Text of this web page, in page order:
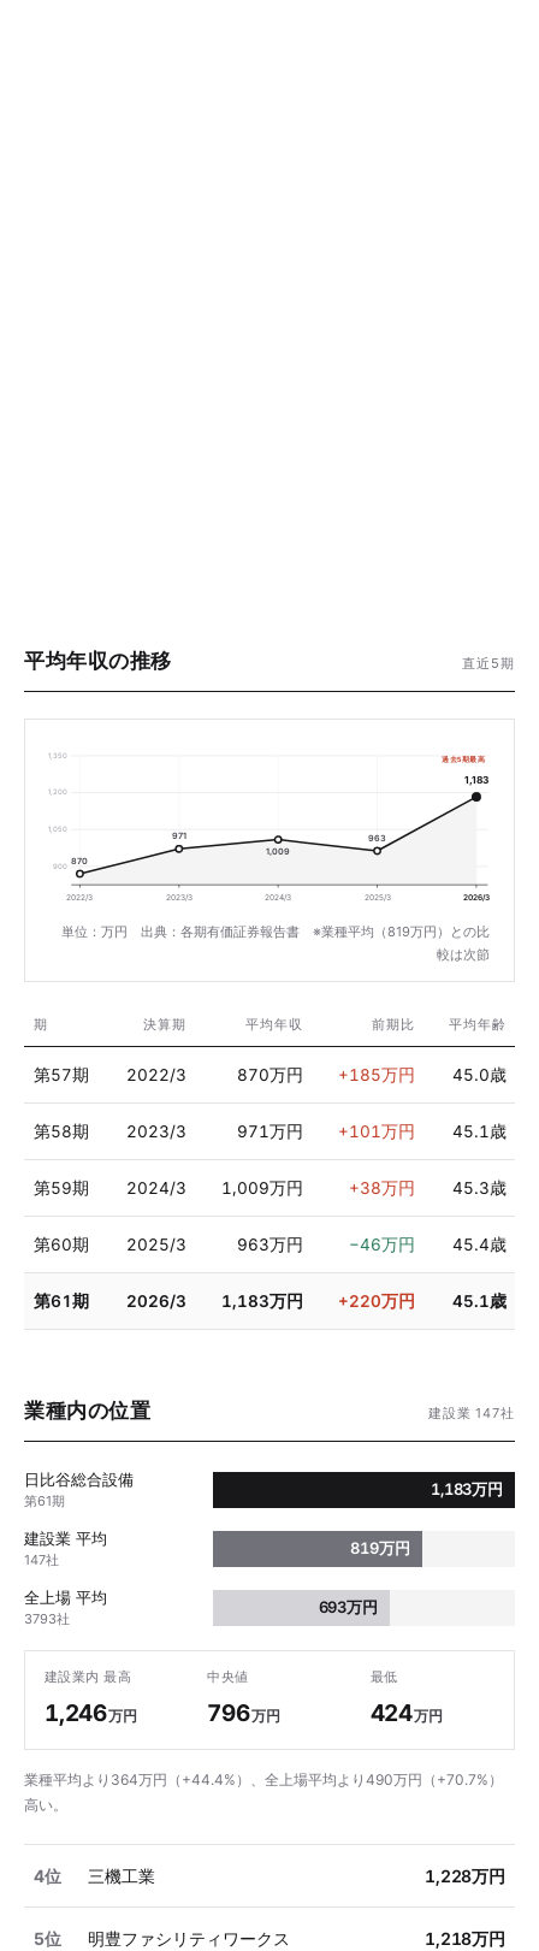
平均年収の推移 直近5期
1,350
1,200
1,050
900 870
971
1,009
963
1,183
過去5期最高
2022/3 2023/3 2024/3 2025/3 2026/3
単位：万円 出典：各期有価証券報告書 ※業種平均（819万円）との比
較は次節
期 決算期 平均年収 前期比 平均年齢
第57期 2022/3 870万円 +185万円 45.0歳
第58期 2023/3 971万円 +101万円 45.1歳
第59期 2024/3 1,009万円 +38万円 45.3歳
第60期 2025/3 963万円 −46万円 45.4歳
第61期 2026/3 1,183万円 +220万円 45.1歳
業種内の位置 建設業 147社
日比谷総合設備
第61期
1,183万円
建設業 平均
147社
819万円
全上場 平均
3793社
693万円
建設業内 最高
1,246万円
中央値
796万円
最低
424万円
業種平均より364万円（+44.4%）、全上場平均より490万円（+70.7%）
高い。
4位 三機工業 1,228万円
5位 明豊ファシリティワークス 1,218万円